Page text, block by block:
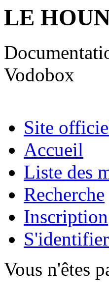
LE
Vodobox
Site
Accueil
Liste des
Recherche
Inscription
S'identifier
Vous n'êtes